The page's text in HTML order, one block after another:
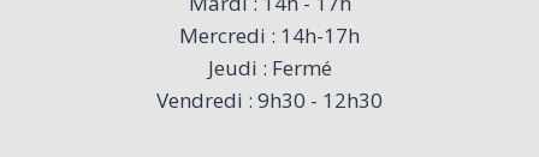
Mercredi : 14h-17h
Jeudi : Fermé
Vendredi : 9h30 - 12h30